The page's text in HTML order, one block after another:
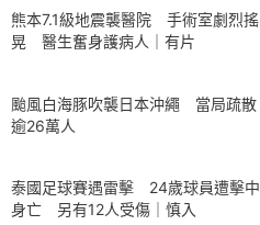
熊本7.1級地震襲醫院 手術室劇烈搖
晃 醫生奮身護病人｜有片
颱風白海豚吹襲日本沖繩 當局疏散
逾26萬人
泰國足球賽遇雷擊 24歲球員遭擊中
身亡 另有12人受傷｜慎入